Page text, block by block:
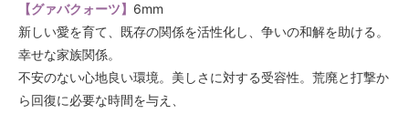
【グァバクォーツ】 6mm
新しい愛を育て、既存の関係を活性化し、争いの和解を助ける。
幸せな家族関係。
不安のない心地良い環境。美しさに対する受容性。荒廃と打撃か
ら回復に必要な時間を与え、